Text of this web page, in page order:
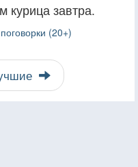
курица завтра.
(20+)